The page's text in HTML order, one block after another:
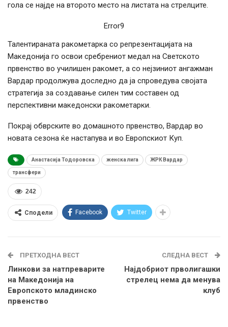
гола се најде на второто место на листата на стрелците.
Error9
Талентираната ракометарка со репрезентацијата на
Македонија го освои сребрениот медал на Светското
првенство во училишен ракомет, а со нејзиниот ангажман
Вардар продолжува доследно да ја спроведува својата
стратегија за создавање силен тим составен од
перспективни македонски ракометарки.
Покрај обврските во домашното првенство, Вардар во
новата сезона ќе настапува и во Европскиот Куп.
Анастасија Тодоровска женска лига ЖРК Вардар
трансфери
242
Сподели Facebook Twitter
ПРЕТХОДНА ВЕСТ
Линкови за натпреварите
на Македонија на
Европското младинско
првенство
СЛЕДНА ВЕСТ
Најдобриот прволигашки
стрелец нема да менува
клуб